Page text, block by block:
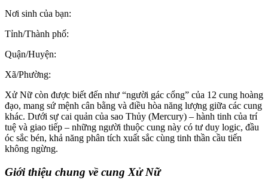
Nơi sinh của bạn:
Tỉnh/Thành phố:
Quận/Huyện:
Xã/Phường:
Xử Nữ còn được biết đến như “người gác cổng” của 12 cung hoàng
đạo, mang sứ mệnh cân bằng và điều hòa năng lượng giữa các cung
khác. Dưới sự cai quản của sao Thủy (Mercury) – hành tinh của trí
tuệ và giao tiếp – những người thuộc cung này có tư duy logic, đầu
óc sắc bén, khả năng phân tích xuất sắc cùng tinh thần cầu tiến
không ngừng.
Giới thiệu chung về cung Xử Nữ